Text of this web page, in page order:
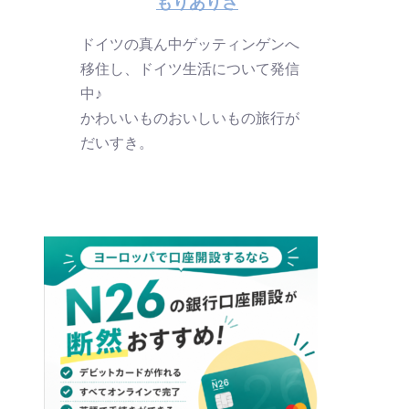
ドイツの真ん中ゲッティンゲンへ
移住し、ドイツ生活について発信
中♪
かわいいものおいしいもの旅行が
だいすき。